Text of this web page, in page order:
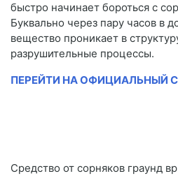
быстро начинает бороться с
Буквально через пару часов в
вещество проникает в
разрушительные процессы.
ПЕРЕЙТИ НА ОФИЦИАЛЬНЫЙ
Средство от сорняков граунд